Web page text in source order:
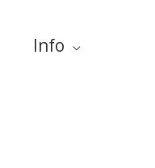
Info